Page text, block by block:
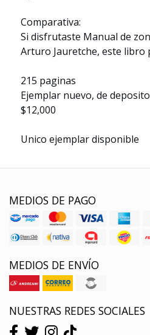
Comparativa:
Si disfrutaste Manual de
Arturo Jauretche, este libro
215 paginas
Ejemplar nuevo, de deposito
$12,000
Unico ejemplar disponible
MEDIOS DE PAGO
MEDIOS DE ENVÍO
NUESTRAS REDES SOCIALES